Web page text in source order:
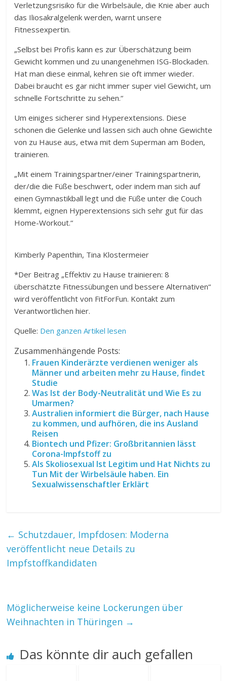
Verletzungsrisiko für die Wirbelsäule, die Knie aber auch
das Iliosakralgelenk werden, warnt unsere
Fitnessexpertin.
„Selbst bei Profis kann es zur Überschätzung beim
Gewicht kommen und zu unangenehmen ISG-Blockaden.
Hat man diese einmal, kehren sie oft immer wieder.
Dabei braucht es gar nicht immer super viel Gewicht, um
schnelle Fortschritte zu sehen.“
Um einiges sicherer sind Hyperextensions. Diese
schonen die Gelenke und lassen sich auch ohne Gewichte
von zu Hause aus, etwa mit dem Superman am Boden,
trainieren.
„Mit einem Trainingspartner/einer Trainingspartnerin,
der/die die Füße beschwert, oder indem man sich auf
einen Gymnastikball legt und die Füße unter die Couch
klemmt, eignen Hyperextensions sich sehr gut für das
Home-Workout.“
Kimberly Papenthin, Tina Klostermeier
*Der Beitrag „Effektiv zu Hause trainieren: 8
überschätzte Fitnessübungen und bessere Alternativen“
wird veröffentlicht von FitForFun. Kontakt zum
Verantwortlichen hier.
Quelle: Den ganzen Artikel lesen
Zusammenhängende Posts:
Frauen Kinderärzte verdienen weniger als
Männer und arbeiten mehr zu Hause, findet
Studie
Was Ist der Body-Neutralität und Wie Es zu
Umarmen?
Australien informiert die Bürger, nach Hause
zu kommen, und aufhören, die ins Ausland
Reisen
Biontech und Pfizer: Großbritannien lässt
Corona-Impfstoff zu
Als Skoliosexual Ist Legitim und Hat Nichts zu
Tun Mit der Wirbelsäule haben. Ein
Sexualwissenschaftler Erklärt
← Schutzdauer, Impfdosen: Moderna
veröffentlicht neue Details zu
Impfstoffkandidaten
Möglicherweise keine Lockerungen über
Weihnachten in Thüringen →
Das könnte dir auch gefallen